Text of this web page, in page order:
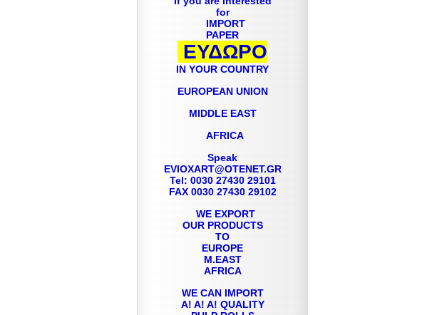
for
IMPORT
PAPER
ΕΥΔΩΡΟ
IN YOUR COUNTRY
EUROPEAN UNION
MIDDLE EAST
AFRICA
Speak
EVIOXART@OTENET.GR
Tel: 0030 27430 29101
FAX 0030 27430 29102
WE EXPORT
OUR PRODUCTS
TO
EUROPE
M.EAST
AFRICA
WE CAN IMPORT
A! A! A! QUALITY